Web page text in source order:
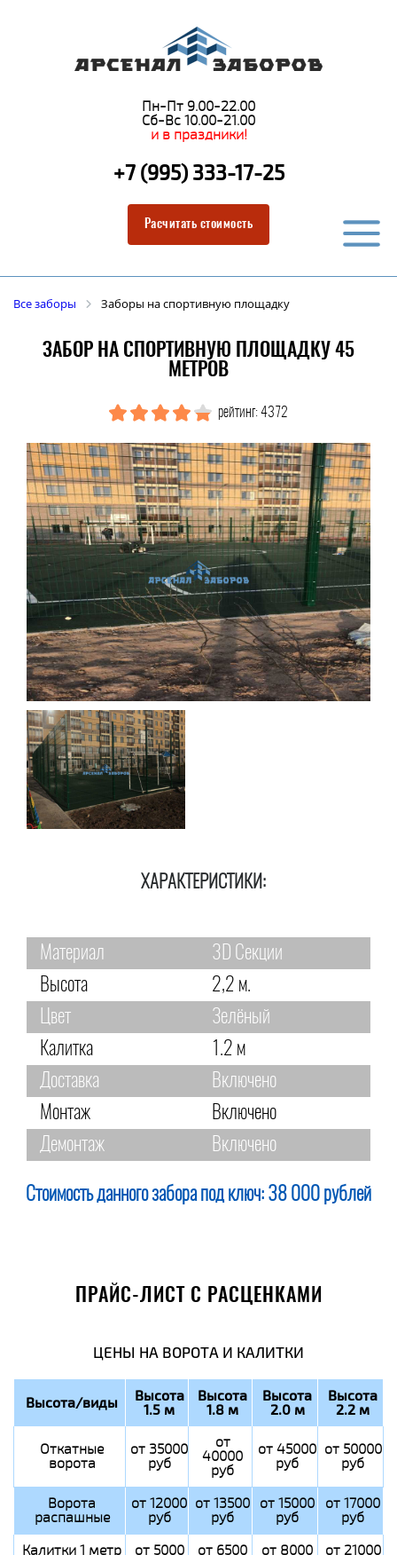
Пн-Пт 9.00-22.00
Сб-Вс 10.00-21.00
и в праздники!
+7 (995) 333-17-25
Расчитать стоимость
Все заборы Заборы на спортивную площадку
ЗАБОР НА СПОРТИВНУЮ ПЛОЩАДКУ 45
МЕТРОВ
рейтинг: 4372
ХАРАКТЕРИСТИКИ:
Материал
3D Секции
Высота
2,2 м.
Цвет
Зелёный
Калитка
1.2 м
Доставка
Включено
Монтаж
Включено
Демонтаж
Включено
Стоимость данного забора под ключ: 38 000 рублей
ПРАЙС-ЛИСТ С РАСЦЕНКАМИ
ЦЕНЫ НА ВОРОТА И КАЛИТКИ
Высота/виды Высота
1.5 м
Высота
1.8 м
Высота
2.0 м
Высота
2.2 м
Откатные
ворота
от 35000
руб
от
40000
руб
от 45000
руб
от 50000
руб
Ворота
распашные
от 12000
руб
от 13500
руб
от 15000
руб
от 17000
руб
Калитки 1 метр
от 5000 от 6500 от 8000 от 21000